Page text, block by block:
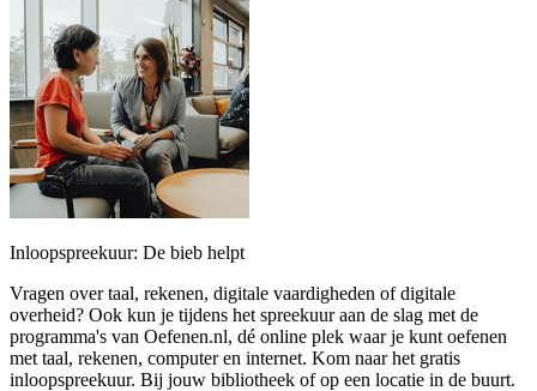
Inloopspreekuur: De bieb helpt
Vragen over taal, rekenen, digitale vaardigheden of digitale
overheid? Ook kun je tijdens het spreekuur aan de slag met de
programma's van Oefenen.nl, dé online plek waar je kunt oefenen
met taal, rekenen, computer en internet. Kom naar het gratis
inloopspreekuur. Bij jouw bibliotheek of op een locatie in de buurt.